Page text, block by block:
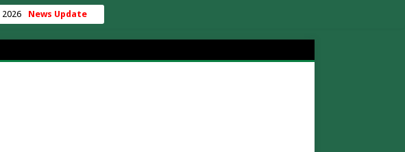
News Update
2026